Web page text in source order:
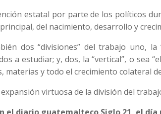
estatal por parte de los políticos
del nacimiento, desarrollo y
dos “divisiones” del trabajo uno,
a estudiar; y, dos, la “vertical”, o sea
materias y todo el crecimiento colateral
virtuosa de la división del